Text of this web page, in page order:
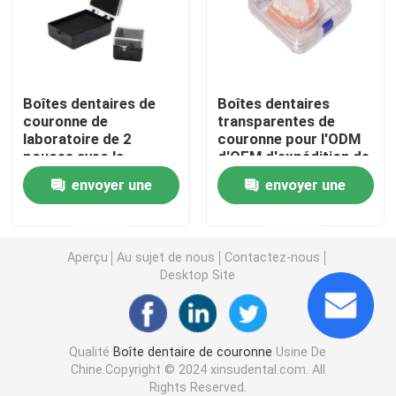
Articulateurs dentaires de laboratoire
Liens orthodontiques de ligature
Kit orthodontique de soin
Plateaux dentaires d'impressions
Kit de polissage dentaire
Brosse de nettoyage de dentier
Boîtes dentaires de
couronne de
laboratoire de 2
pouces avec la
couleur bleue de
couleur noire de
mousse
envoyer une
Boîtes dentaires
transparentes de
couronne pour l'ODM
d'OEM d'expédition de
pont d'unité
envoyer une
Aperçu Au sujet de nous
Contactez-nous
Desktop Site
Qualité Boîte dentaire de couronne Usine De
Chine.Copyright © 2024 xinsudental.com. All
Rights Reserved.